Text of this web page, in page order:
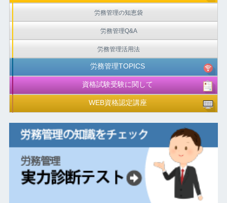
労務管理の知恵袋
労務管理Q&A
労務管理活用法
労務管理TOPICS
資格試験受験に関して
WEB資格認定講座